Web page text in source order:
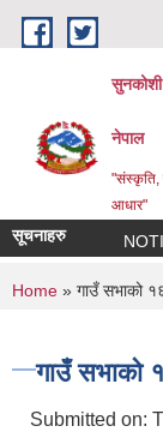
Skip to main content
नेपाल
"संस्कृति,
आधार"
सूचनाहरु
You are
Home » गाउँ सभाको
गाउँ सभाको
Submitted on: